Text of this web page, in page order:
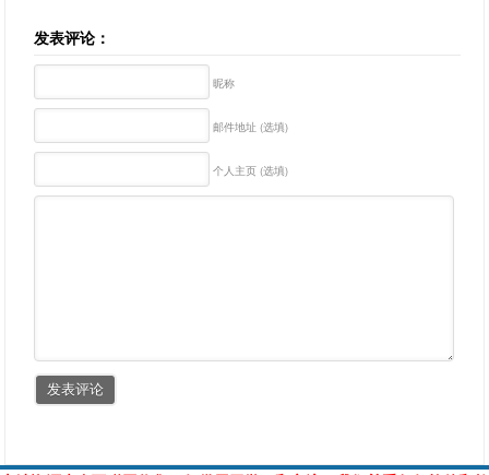
发表评论：
昵称
邮件地址 (选填)
个人主页 (选填)